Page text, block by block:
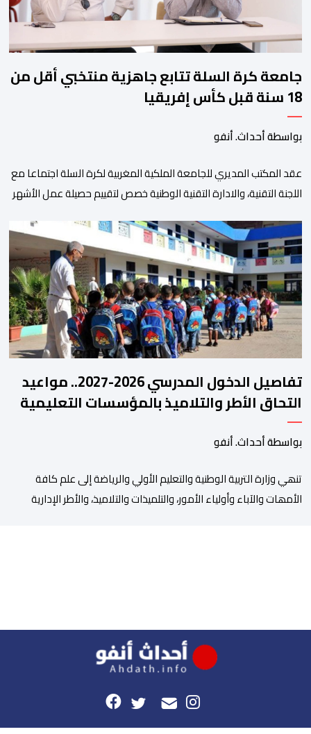
جامعة كرة السلة تتابع جاهزية منتخبي أقل من
18 سنة قبل كأس إفريقيا
بواسطة أحداث. أنفو
عقد المكتب المديري للجامعة الملكية المغربية لكرة السلة اجتماعا مع
اللجنة التقنية، والادارة التقنية الوطنية خصص لتقييم حصيلة عمل الأشهر
المنتخبات الوطنية خلال الفترة الأخيرة. وشهد الاجتماع تقديم عرض
مفصل حول مشاركة المنتخبين الوطنيين لأقل من 18 سنة، إناثا وذكورا،
من طرف اللجنة التقنية التي واكبت كل […]
تفاصيل الدخول المدرسي 2026-2027.. مواعيد
التحاق الأطر والتلاميذ بالمؤسسات التعليمية
بواسطة أحداث. أنفو
تنھي وزارة التربیة الوطنیة والتعلیم الأولي والریاضة إلى علم كافة
الأمھات والآباء وأولیاء الأمور، والتلمیذات والتلامیذ، والأطر الإداریة